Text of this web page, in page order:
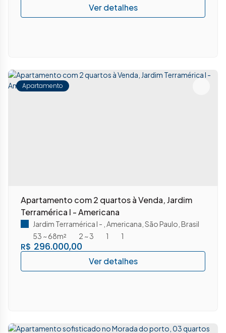
Apartamento
Apartamento com 2 quartos à Venda, Jardim
Terramérica I - Americana
R$ 296.000,00
Jardim Terramérica I Americana São Paulo Brasil
2 ~ 3
1
53 ~ 68m² 1